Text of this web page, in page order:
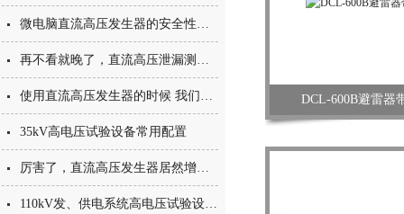
微电脑直流高压发生器的安全性能及其影响因素研究
再不看就晚了，直流高压泄漏测试仪注意事项
使用直流高压发生器的时候 我们该先做到哪些事情再进行试验
35kV高电压试验设备常用配置
厉害了，直流高压发生器居然增设了这样的功能
110kV发、供电系统高电压试验设备的配置方案
DCL-600B避雷器